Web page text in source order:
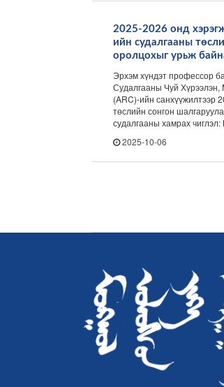
2025-2026 онд
ийн судалгааны
оролцохыг урьж
Эрхэм хүндэт профессор
Судалгааны Чуй
(ARC)-ийн санхүүжилтээр
төслийн сонгон
судалгааны хамрах чиглэл:
2025-10-06